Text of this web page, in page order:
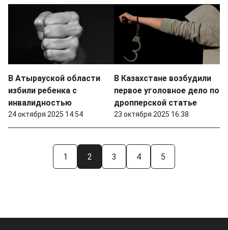
В Атырауской области
избили ребенка с
инвалидностью
24 октября 2025 14:54
В Казахстане возбудили
первое уголовное дело по
дропперской статье
23 октября 2025 16:38
1 2 3 4 5